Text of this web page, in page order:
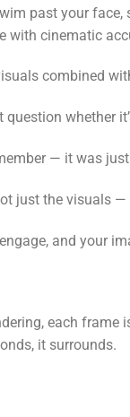
past your
with cinematic
combined
whether
— it was
just the visuals —
and your
each frame
it surrounds.